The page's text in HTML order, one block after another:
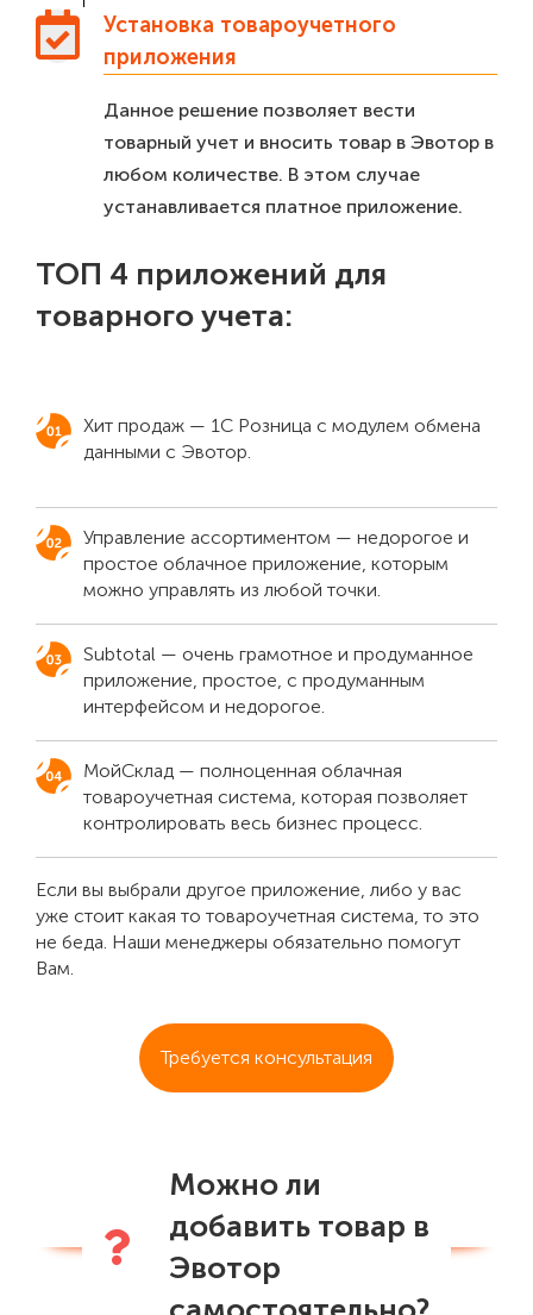
Установка товароучетного
приложения
Данное решение позволяет вести
товарный учет и вносить товар в Эвотор в
любом количестве. В этом случае
устанавливается платное приложение.
ТОП 4 приложений для
товарного учета:
Хит продаж — 1С Розница с модулем обмена
данными с Эвотор.
Управление ассортиментом — недорогое и
простое облачное приложение, которым
можно управлять из любой точки.
Subtotal — очень грамотное и продуманное
приложение, простое, с продуманным
интерфейсом и недорогое.
МойСклад — полноценная облачная
товароучетная система, которая позволяет
контролировать весь бизнес процесс.
Если вы выбрали другое приложение, либо у вас
уже стоит какая то товароучетная система, то это
не беда. Наши менеджеры обязательно помогут
Вам.
Требуется консультация
Можно ли
добавить товар в
Эвотор